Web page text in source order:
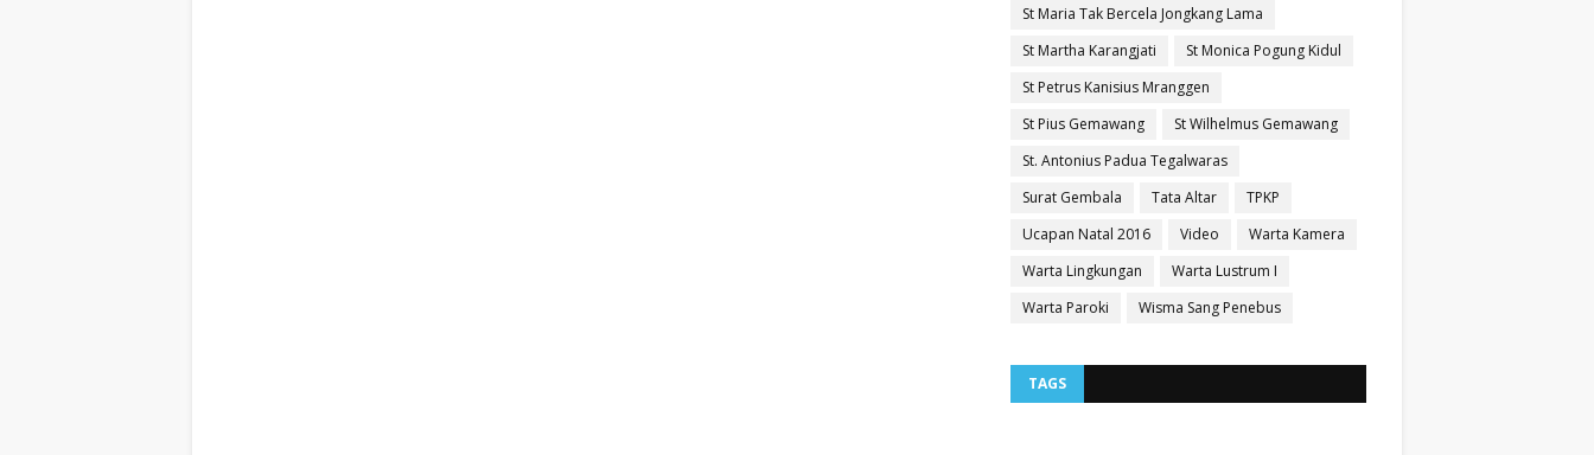
St Maria Tak Bercela Jongkang Lama
St Martha Karangjati
St Monica Pogung Kidul
St Petrus Kanisius Mranggen
St Pius Gemawang
St Wilhelmus Gemawang
St. Antonius Padua Tegalwaras
Surat Gembala
Tata Altar
TPKP
Ucapan Natal 2016
Video
Warta Kamera
Warta Lingkungan
Warta Lustrum I
Warta Paroki
Wisma Sang Penebus
TAGS